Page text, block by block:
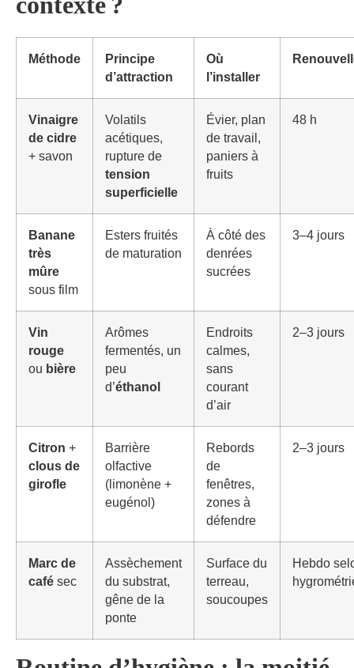
Méthode
Principe
d’attraction
Où
l’installer
Vinaigre
de cidre
+ savon
Volatils
acétiques,
rupture de
tension
superficielle
Évier, plan
de travail,
paniers à
fruits
48 h
Banane
très
mûre
sous film
Esters fruités
de maturation
À côté des
denrées
sucrées
3–4 jours
Vin
rouge
ou bière
Arômes
fermentés, un
peu
d’éthanol
Endroits
calmes,
sans
courant
d’air
2–3 jours
Citron +
clous de
girofle
Barrière
olfactive
(limonène +
eugénol)
Rebords
de
fenêtres,
zones à
défendre
2–3 jours
Marc de
café sec
Assèchement
du substrat,
gêne de la
ponte
Surface du
terreau,
soucoupes
Hebdo